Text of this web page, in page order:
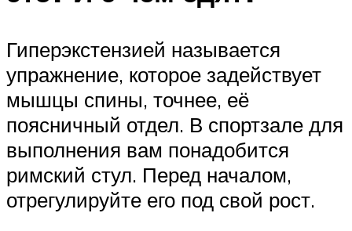
Гиперэкстензией называется
упражнение, которое задействует
мышцы спины, точнее, её
поясничный отдел. В спортзале для
выполнения вам понадобится
римский стул. Перед началом,
отрегулируйте его под свой рост.